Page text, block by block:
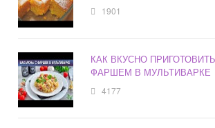
1901
КАК ВКУСНО
ФАРШЕМ В МУЛЬТИВАРКЕ
4177